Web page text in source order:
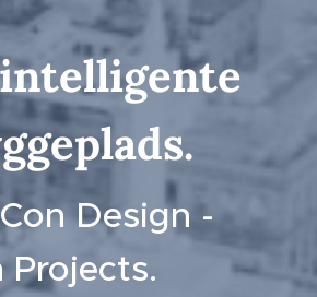
Design -
Projects.